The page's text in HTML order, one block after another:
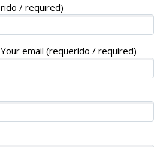
/ required)
email (requerido / required)